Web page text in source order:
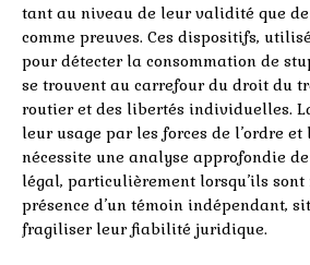
tant au niveau de leur validité que
comme preuves. Ces dispositifs,
pour détecter la consommation de
se trouvent au carrefour du droit du
routier et des libertés individuelles.
leur usage par les forces de l’ordre et
nécessite une analyse approfondie
légal, particulièrement lorsqu’ils
présence d’un témoin indépendant,
fragiliser leur fiabilité juridique.